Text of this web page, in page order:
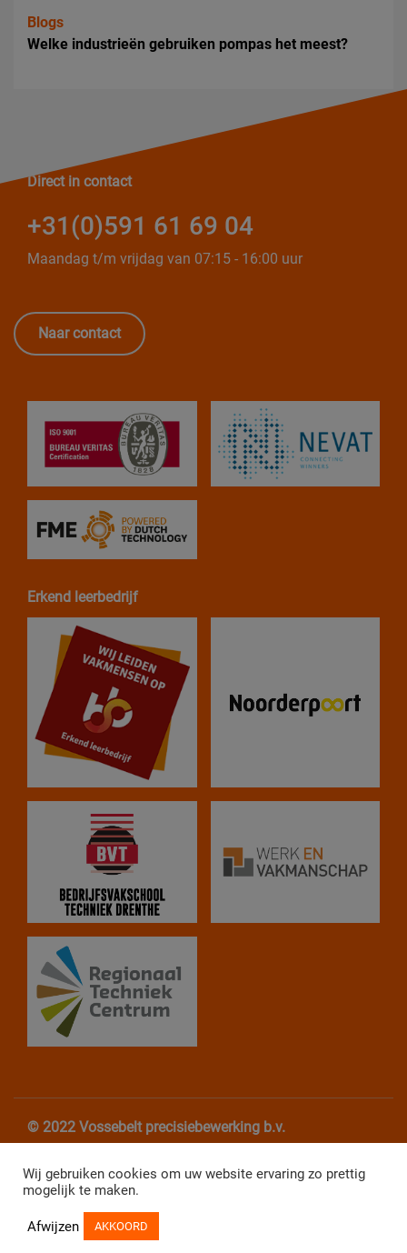
Blogs
Welke industrieën gebruiken pompas het meest?
Wij gebruiken cookies om uw website ervaring zo prettig
mogelijk te maken.
Afwijzen AKKOORD
Direct in contact
+31(0)591 61 69 04
Maandag t/m vrijdag van 07:15 - 16:00 uur
Naar contact
Erkend leerbedrijf
© 2022 Vossebelt precisiebewerking b.v.
Algemene Voorwaarden
Privacy verklaring